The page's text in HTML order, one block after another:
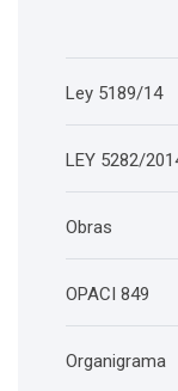
Ley 5189/14
LEY 5282/
Obras
OPACI 849
Organigrama